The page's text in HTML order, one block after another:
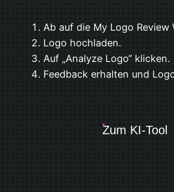
Ab auf die My Logo Review
Logo hochladen.
Auf „Analyze Logo“ klicken.
Feedback erhalten und
Zum KI-Tool